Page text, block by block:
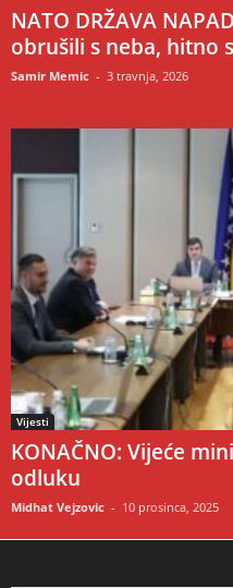
NATO DRŽAVA
obrušili s neba, hitno
Samir Memic - 3 travnja, 2026
Vijesti
KONAČNO: Vijeće
odluku
Midhat Vejzovic - 10 prosinca, 2025